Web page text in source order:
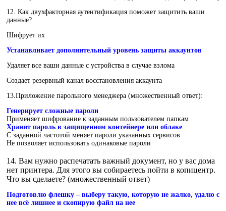
12. Как двухфакторная аутентификация поможет защитить ваши
данные?
Шифрует их
Устанавливает дополнительный уровень защиты аккаунтов
Удаляет все ваши данные с устройства в случае взлома
Создает резервный канал восстановления аккаунта
13.Приложение парольного менеджера (множественный ответ):
Генерирует сложные пароли
Применяет шифрование к заданным пользователем папкам
Хранит пароль в защищенном контейнере или облаке
С заданной частотой меняет пароли указанных сервисов
Не позволяет использовать одинаковые пароли
14. Вам нужно распечатать важный документ, но у вас дома
нет принтера. Для этого вы собираетесь пойти в копицентр.
Что вы сделаете? (множественный ответ)
Подготовлю флешку – выберу такую, которую не жалко, удалю с
нее всё лишнее и скопирую файл на нее